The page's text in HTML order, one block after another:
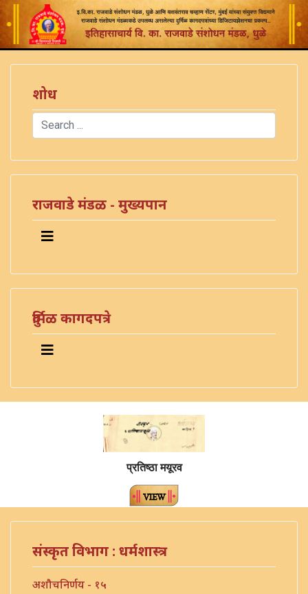
शोध
Search
राजवाडे मंडळ - मुख्यपान
दुर्मिळ कागदपत्रे
प्रतिष्ठा मयूरव
संस्कृत विभाग : धर्मशास्त्र
अशौचनिर्णय - १५